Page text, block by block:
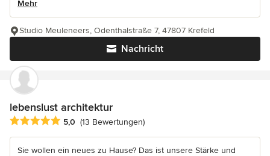
Mehr
Nachricht
Studio Meuleneers, Odenthalstraße 7, 47807 Krefeld
lebenslust architektur
Durchschnittliche Bewertung: 5 von 5 Sternen
5,0 (13 Bewertungen)
Sie wollen ein neues zu Hause? Das ist unsere Stärke und